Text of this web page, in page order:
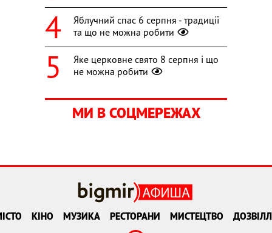
Яблучний спас 6 серпня - традиції
та що не можна робити
Яке церковне свято 8 серпня і що
не можна робити
МИ В СОЦМЕРЕЖАХ
КІНО МУЗИКА РЕСТОРАНИ МИСТЕЦТВО